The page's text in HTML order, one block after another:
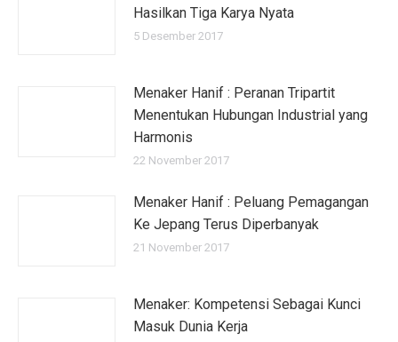
Hasilkan Tiga Karya Nyata
5 Desember 2017
Menaker Hanif : Peranan Tripartit
Menentukan Hubungan Industrial yang
Harmonis
22 November 2017
Menaker Hanif : Peluang Pemagangan
Ke Jepang Terus Diperbanyak
21 November 2017
Menaker: Kompetensi Sebagai Kunci
Masuk Dunia Kerja